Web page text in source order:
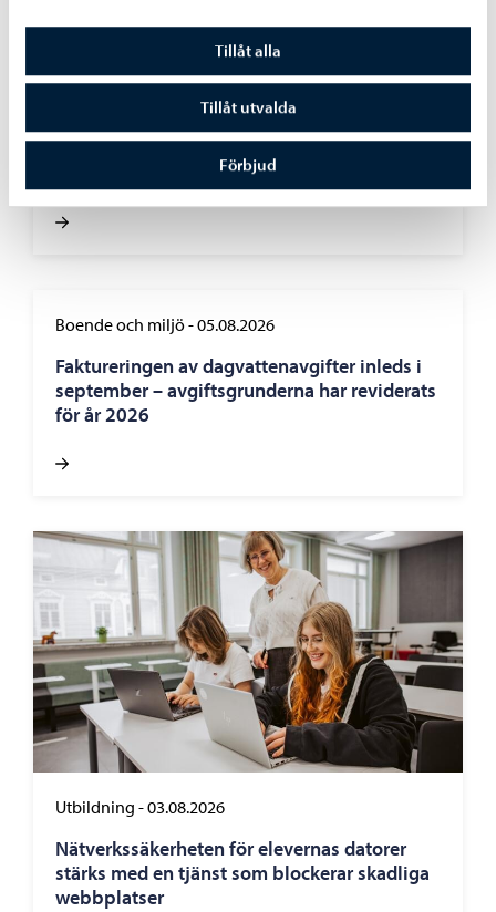
Tillåt alla
Tillåt utvalda
Förbjud
06.08.2026
Ansökan till gymnasieutbildningen för
vuxna vid Linnankosken lukio pågår
Boende och miljö-05.08.2026
Faktureringen av dagvattenavgifter inleds i
september – avgiftsgrunderna har reviderats
för år 2026
Utbildning -03.08.2026
Nätverkssäkerheten för elevernas datorer
stärks med en tjänst som blockerar skadliga
webbplatser